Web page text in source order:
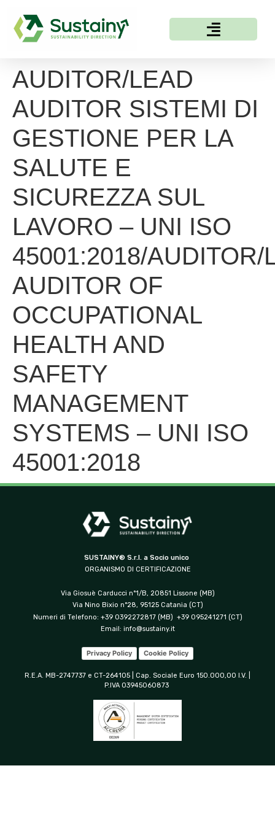
AUDITOR/LEAD
AUDITOR SISTEMI DI
GESTIONE PER LA
SALUTE E
SICUREZZA SUL
LAVORO – UNI ISO
45001:2018/AUDITOR/
AUDITOR OF
OCCUPATIONAL
HEALTH AND
SAFETY
MANAGEMENT
SYSTEMS – UNI ISO
45001:2018
SUSTAINY® S.r.l. a Socio unico
ORGANISMO DI CERTIFICAZIONE
Via Giosuè Carducci n°1/B, 20851 Lissone (MB)
Via Nino Bixio n°28, 95125 Catania (CT)
Numeri di Telefono: +39 0392272817 (MB) +39 095241271 (CT)
Email: info@sustainy.it
Privacy Policy Cookie Policy
R.E.A. MB-2747737 e CT-264105 | Cap. Sociale Euro 150.000,00 I.V. |
P.IVA 03945060873